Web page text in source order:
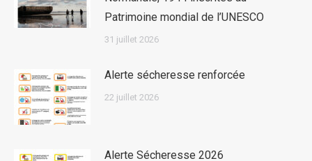
Patrimoine mondial de l’UNESCO
31 juillet 2026
Alerte sécheresse renforcée
22 juillet 2026
Alerte Sécheresse 2026